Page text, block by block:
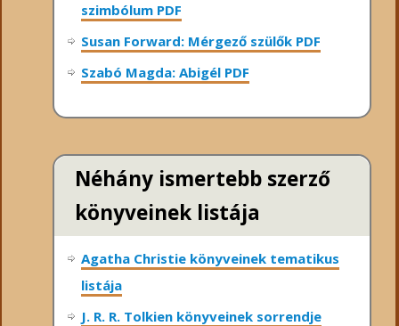
szimbólum PDF
Susan Forward: Mérgező szülők PDF
Szabó Magda: Abigél PDF
Néhány ismertebb szerző
könyveinek listája
Agatha Christie könyveinek tematikus
listája
J. R. R. Tolkien könyveinek sorrendje